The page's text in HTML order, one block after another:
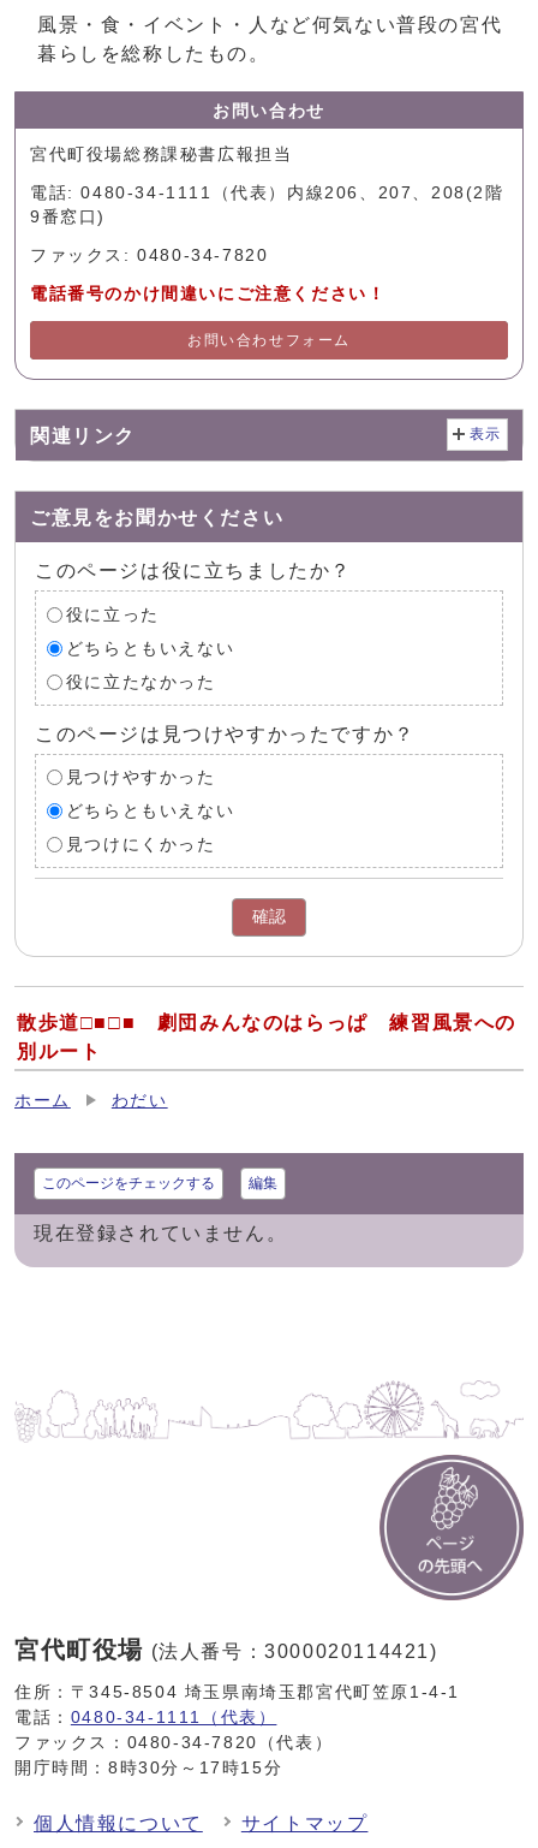
風景・食・イベント・人など何気ない普段の宮代
暮らしを総称したもの。
お問い合わせ
宮代町役場総務課秘書広報担当
電話: 0480-34-1111（代表）内線206、207、208(2階
9番窓口)
ファックス: 0480-34-7820
電話番号のかけ間違いにご注意ください！
お問い合わせフォーム
関連リンク 表示
ご意見をお聞かせください
このページは役に立ちましたか？
役に立った
どちらともいえない
役に立たなかった
このページは見つけやすかったですか？
見つけやすかった
どちらともいえない
見つけにくかった
確認
散歩道□■□■ 劇団みんなのはらっぱ 練習風景への
別ルート
ホーム わだい
このページをチェックする 編集
現在登録されていません。
宮代町役場 (法人番号：3000020114421)
住所：〒345-8504 埼玉県南埼玉郡宮代町笠原1-4-1
電話： 0480-34-1111（代表）
ファックス：0480-34-7820（代表）
開庁時間：8時30分～17時15分
個人情報について サイトマップ